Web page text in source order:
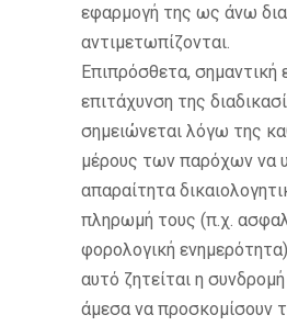
εφαρμογή της ως άνω
αντιμετωπίζονται.
Επιπρόσθετα, σημαντική
επιτάχυνση της
σημειώνεται λόγω της
μέρους των παρόχων να
απαραίτητα
πληρωμή τους (π.χ.
φορολογική
αυτό ζητείται η
άμεσα να προσκομίσουν